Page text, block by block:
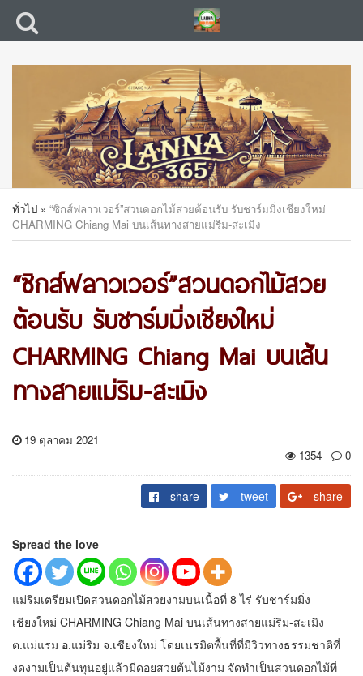
ทั่วไป » “ซิกส์ฟลาวเวอร์”สวนดอกไม้สวยต้อนรับ รับชาร์มมิ่งเชียงใหม่
CHARMING Chiang Mai บนเส้นทางสายแม่ริม-สะเมิง
“ซิกส์ฟลาวเวอร์”สวนดอกไม้สวย
ต้อนรับ รับชาร์มมิ่งเชียงใหม่
CHARMING Chiang Mai บนเส้น
ทางสายแม่ริม-สะเมิง
19 ตุลาคม 2021
1354
0
share tweet share
Spread the love
แม่ริมเตรียมเปิดสวนดอกไม้สวยงามบนเนื้อที่ 8 ไร่ รับชาร์มมิ่ง
เชียงใหม่ CHARMING Chiang Mai บนเส้นทางสายแม่ริม-สะเมิง
ต.แม่แรม อ.แม่ริม จ.เชียงใหม่ โดยเนรมิตพื้นที่ที่มีวิวทางธรรมชาติที่
งดงามเป็นต้นทุนอยู่แล้วมีดอยสวยต้นไม้งาม จัดทำเป็นสวนดอกไม้ที่